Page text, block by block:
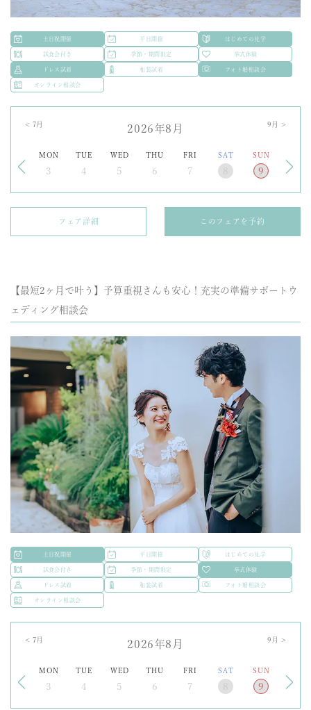
土日祝開催 平日開催 はじめての見学
試食会付き 季節・期間限定 挙式体験
ドレス試着 和装試着 フォト婚相談会
オンライン相談会
2026年8月
MON TUE WED THU FRI SAT SUN
3 4 5 6 7 9
9 月 >
< 7 月
フェア詳細 このフェアを予約
【最短2ヶ月で叶う】予算重視さんも安心！充実の準備サポートウ
ェディング相談会
土日祝開催 平日開催 はじめての見学
試食会付き 季節・期間限定 挙式体験
ドレス試着 和装試着 フォト婚相談会
オンライン相談会
2026年8月
MON TUE WED THU FRI SAT SUN
3 4 5 6 7 9
9 月 >
< 7 月